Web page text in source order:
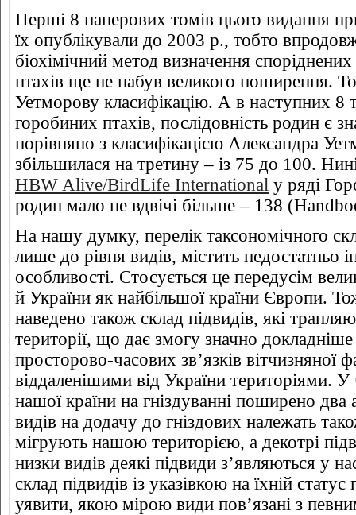
Перші 8 паперових томів цього видання
їх опублікували до 2003 р., тобто
біохімічний метод визначення
птахів ще не набув великого поширення.
Уетморову класифікацію. А в наступних 8
горобиних птахів, послідовність родин є
порівняно з класифікацією Александра
збільшилася на третину – із 75 до 100.
HBW Alive/BirdLife International у ряді
родин мало не вдвічі більше – 138
На нашу думку, перелік таксономічного
лише до рівня видів, містить недостатньо
особливості. Стосується це передусім
й України як найбільшої країни Європи.
наведено також склад підвидів, які
території, що дає змогу значно
просторово-часових зв’язків вітчизняної
віддаленішими від України територіями. У
нашої країни на гніздуванні поширено
видів на додачу до гніздових належать
мігрують нашою територією, а декотрі
низки видів деякі підвиди з’являються у
склад підвидів із указівкою на їхній
уявити, якою мірою види пов’язані з